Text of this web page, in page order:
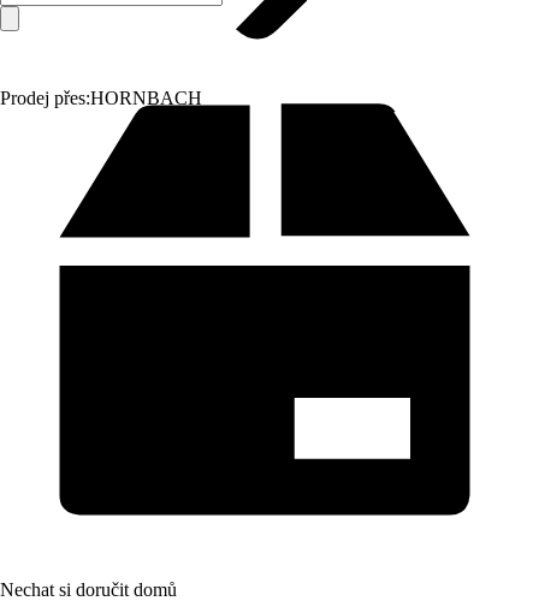
Prodej přes:HORNBACH
Nechat si doručit domů